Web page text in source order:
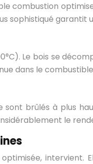
combustion
sophistiqué
Le bois se
dans le
sont brûlés à plus
le
intervient.